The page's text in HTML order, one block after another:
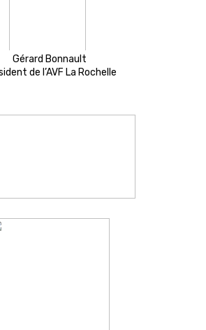
Gérard Bonnault
de l’AVF La Rochelle